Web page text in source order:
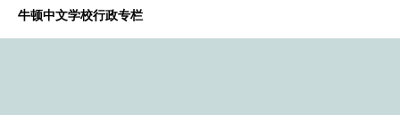
牛顿中文学校行政专栏